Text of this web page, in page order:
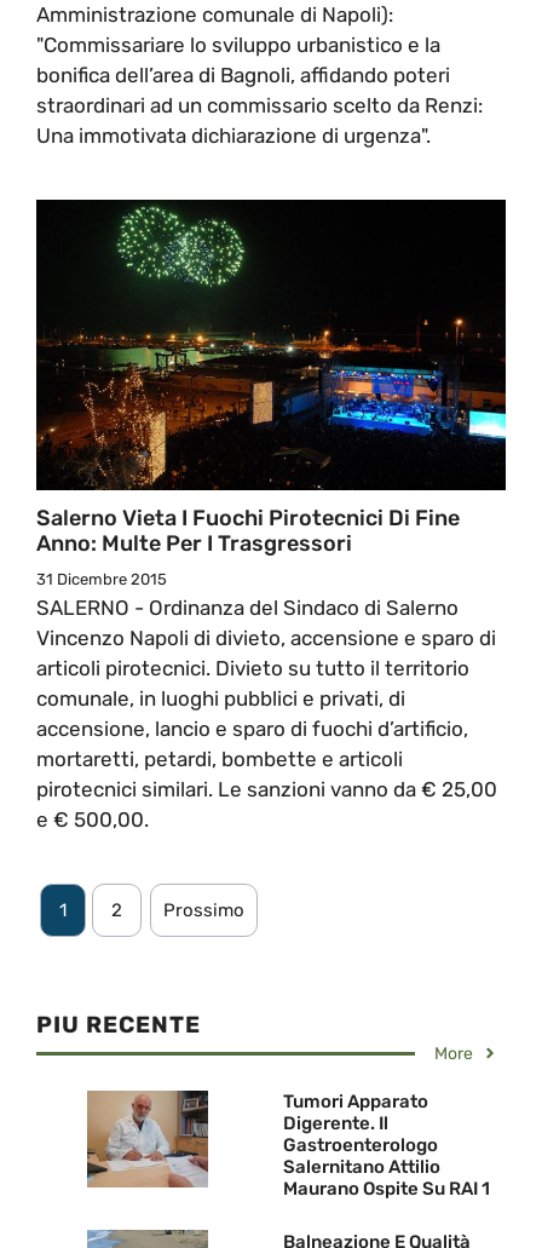
Amministrazione comunale di Napoli):
"Commissariare lo sviluppo urbanistico e la
bonifica dell’area di Bagnoli, affidando poteri
straordinari ad un commissario scelto da Renzi:
Una immotivata dichiarazione di urgenza".
Salerno Vieta I Fuochi Pirotecnici Di Fine
Anno: Multe Per I Trasgressori
31 Dicembre 2015
SALERNO - Ordinanza del Sindaco di Salerno
Vincenzo Napoli di divieto, accensione e sparo di
articoli pirotecnici. Divieto su tutto il territorio
comunale, in luoghi pubblici e privati, di
accensione, lancio e sparo di fuochi d’artificio,
mortaretti, petardi, bombette e articoli
pirotecnici similari. Le sanzioni vanno da € 25,00
e € 500,00.
1 2 Prossimo
PIU RECENTE
More
Tumori Apparato
Digerente. Il
Gastroenterologo
Salernitano Attilio
Maurano Ospite Su RAI 1
Balneazione E Qualità